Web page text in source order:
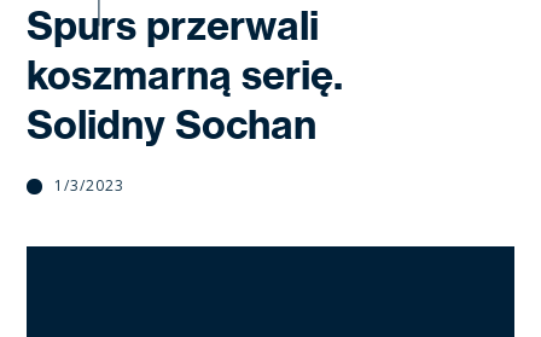
Spurs przerwali
koszmarną serię.
Solidny Sochan
1/3/2023